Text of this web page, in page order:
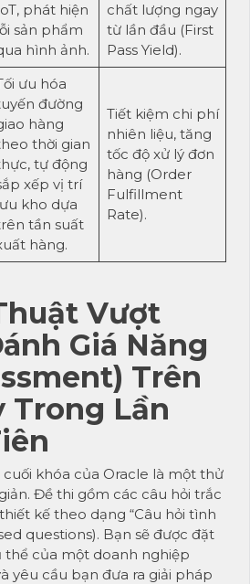
phát hiện
sản phẩm
hình ảnh.
chất lượng ngay
từ lần đầu (First
Pass Yield).
ưu hóa
đường
hàng
thời gian
tự động
xếp vị trí
kho dựa
tần suất
hàng.
Tiết kiệm chi phí
nhiên liệu, tăng
tốc độ xử lý đơn
hàng (Order
Fulfillment
Rate).
Vượt
Giá Năng
Trên
Trong Lần
khóa của Oracle là một thử
Đề thi gồm các câu hỏi trắc
kế theo dạng “Câu hỏi tình
questions). Bạn sẽ được đặt
của một doanh nghiệp
yêu cầu bạn đưa ra giải pháp